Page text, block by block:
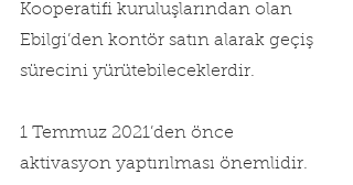
Kooperatifi kuruluşlarından olan
Ebilgi’den kontör satın alarak geçiş
sürecini yürütebileceklerdir.
1 Temmuz 2021’den önce
aktivasyon yaptırılması önemlidir.